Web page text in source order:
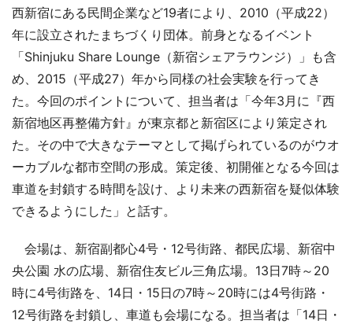
西新宿にある民間企業など19者により、2010（平成22）
年に設立されたまちづくり団体。前身となるイベント
「Shinjuku Share Lounge（新宿シェアラウンジ）」も含
め、2015（平成27）年から同様の社会実験を行ってき
た。今回のポイントについて、担当者は「今年3月に『西
新宿地区再整備方針』が東京都と新宿区により策定され
た。その中で大きなテーマとして掲げられているのがウオ
ーカブルな都市空間の形成。策定後、初開催となる今回は
車道を封鎖する時間を設け、より未来の西新宿を疑似体験
できるようにした」と話す。
会場は、新宿副都心4号・12号街路、都民広場、新宿中
央公園 水の広場、新宿住友ビル三角広場。13日7時～20
時に4号街路を、14日・15日の7時～20時には4号街路・
12号街路を封鎖し、車道も会場になる。担当者は「14日・